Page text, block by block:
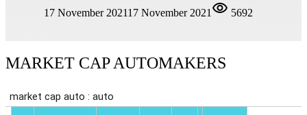
17 November 202117 November 2021 5692
MARKET CAP AUTOMAKERS